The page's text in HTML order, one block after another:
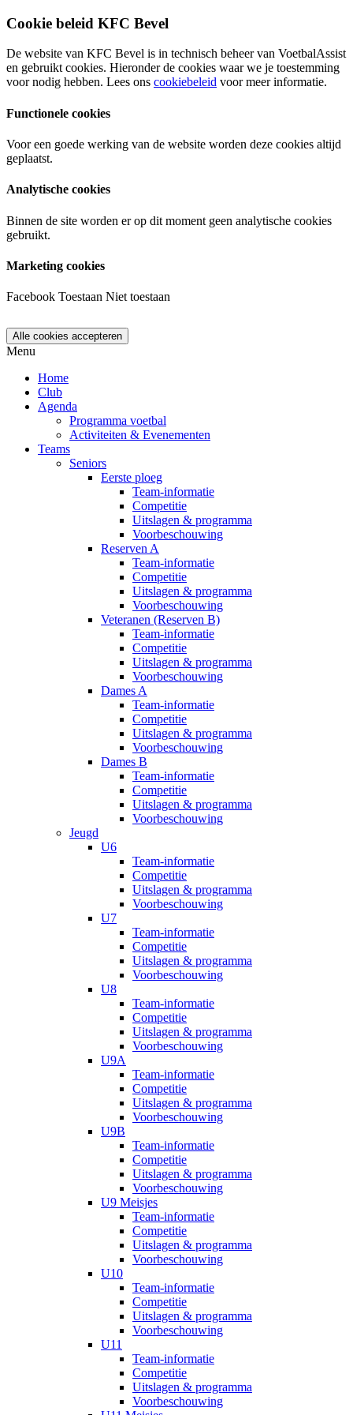
Cookie beleid KFC Bevel
De website van KFC Bevel is in technisch beheer van VoetbalAssist
en gebruikt cookies. Hieronder de cookies waar we je toestemming
voor nodig hebben. Lees ons cookiebeleid voor meer informatie.
Functionele cookies
Voor een goede werking van de website worden deze cookies altijd
geplaatst.
Analytische cookies
Binnen de site worden er op dit moment geen analytische cookies
gebruikt.
Marketing cookies
Facebook Toestaan Niet toestaan
Menu
Home
Club
Agenda
Programma voetbal
Activiteiten & Evenementen
Teams
Seniors
Eerste ploeg
Team-informatie
Competitie
Uitslagen & programma
Voorbeschouwing
Reserven A
Team-informatie
Competitie
Uitslagen & programma
Voorbeschouwing
Veteranen (Reserven B)
Team-informatie
Competitie
Uitslagen & programma
Voorbeschouwing
Dames A
Team-informatie
Competitie
Uitslagen & programma
Voorbeschouwing
Dames B
Team-informatie
Competitie
Uitslagen & programma
Voorbeschouwing
Jeugd
U6
Team-informatie
Competitie
Uitslagen & programma
Voorbeschouwing
U7
Team-informatie
Competitie
Uitslagen & programma
Voorbeschouwing
U8
Team-informatie
Competitie
Uitslagen & programma
Voorbeschouwing
U9A
Team-informatie
Competitie
Uitslagen & programma
Voorbeschouwing
U9B
Team-informatie
Competitie
Uitslagen & programma
Voorbeschouwing
U9 Meisjes
Team-informatie
Competitie
Uitslagen & programma
Voorbeschouwing
U10
Team-informatie
Competitie
Uitslagen & programma
Voorbeschouwing
U11
Team-informatie
Competitie
Uitslagen & programma
Voorbeschouwing